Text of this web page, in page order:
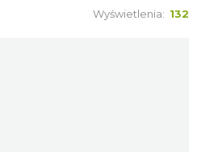
Wyświetlenia: 132